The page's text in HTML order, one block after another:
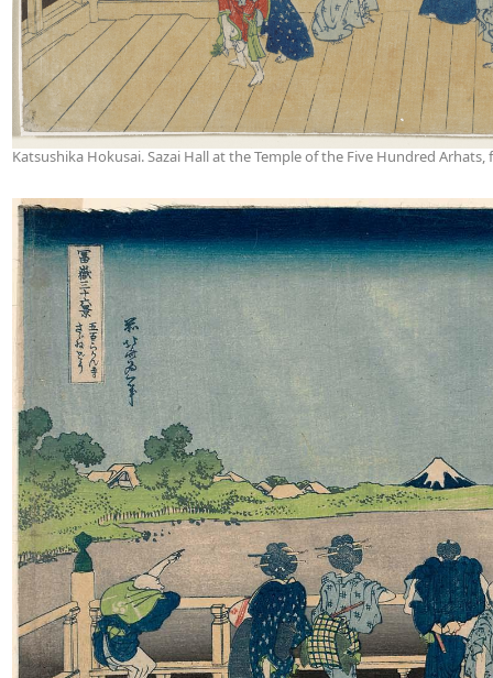
Katsushika Hokusai. Sazai Hall at the Temple of the Five Hundred